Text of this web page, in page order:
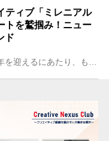
ティブ「ミレニアル
トを鷲掴み！ニュー
ド